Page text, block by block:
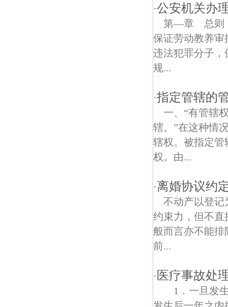
·公安机关办
第—章 总则
保证劳动教养审
违法犯罪分子，
规...
·指定管辖的
一、“有管辖
辖。”在这种情
辖权。被指定管
权。由...
·离婚协议约
不动产以登记
约束力，但不直
般而言亦不能
前...
· 医疗事故处
1．一旦发